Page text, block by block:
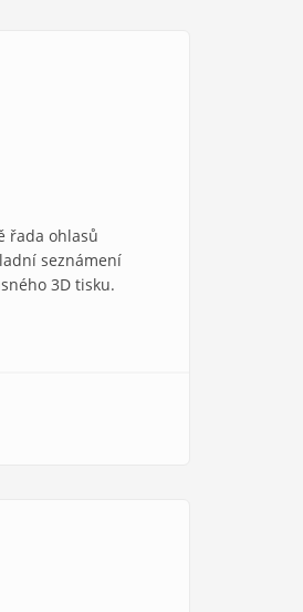
řada ohlasů
seznámení
3D tisku.